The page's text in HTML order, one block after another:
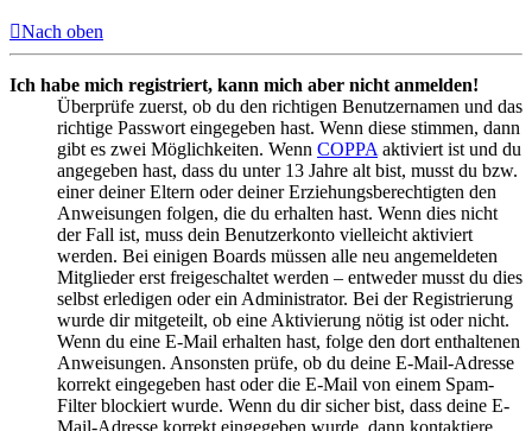
Nach oben
Ich habe mich registriert, kann mich aber nicht anmelden!
Überprüfe zuerst, ob du den richtigen Benutzernamen und das
richtige Passwort eingegeben hast. Wenn diese stimmen, dann
gibt es zwei Möglichkeiten. Wenn COPPA aktiviert ist und du
angegeben hast, dass du unter 13 Jahre alt bist, musst du bzw.
einer deiner Eltern oder deiner Erziehungsberechtigten den
Anweisungen folgen, die du erhalten hast. Wenn dies nicht
der Fall ist, muss dein Benutzerkonto vielleicht aktiviert
werden. Bei einigen Boards müssen alle neu angemeldeten
Mitglieder erst freigeschaltet werden – entweder musst du dies
selbst erledigen oder ein Administrator. Bei der Registrierung
wurde dir mitgeteilt, ob eine Aktivierung nötig ist oder nicht.
Wenn du eine E-Mail erhalten hast, folge den dort enthaltenen
Anweisungen. Ansonsten prüfe, ob du deine E-Mail-Adresse
korrekt eingegeben hast oder die E-Mail von einem Spam-
Filter blockiert wurde. Wenn du dir sicher bist, dass deine E-
Mail-Adresse korrekt eingegeben wurde, dann kontaktiere